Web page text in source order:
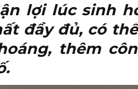
lợi lúc sinh
đầy đủ, có
thêm